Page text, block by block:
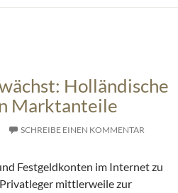
Holländische
Marktanteile
SCHREIBE EINEN KOMMENTAR
Festgeldkonten im Internet zu
mittlerweile zur